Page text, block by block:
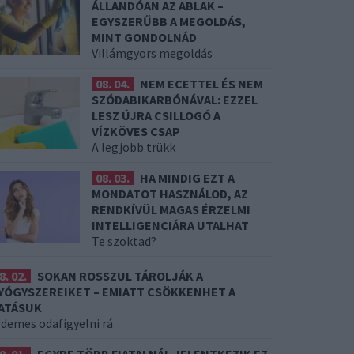
ÁLLANDÓAN AZ ABLAK –
EGYSZERŰBB A MEGOLDÁS,
MINT GONDOLNÁD
Villámgyors megoldás
08. 04.
NEM ECETTEL ÉS NEM
SZÓDABIKARBÓNÁVAL: EZZEL
LESZ ÚJRA CSILLOGÓ A
VÍZKÖVES CSAP
A legjobb trükk
08. 03.
HA MINDIG EZT A
MONDATOT HASZNÁLOD, AZ
RENDKÍVÜL MAGAS ÉRZELMI
INTELLIGENCIÁRA UTALHAT
Te szoktad?
02.
SOKAN ROSSZUL TÁROLJÁK A
– EMIATT CSÖKKENHET A
odafigyelni rá